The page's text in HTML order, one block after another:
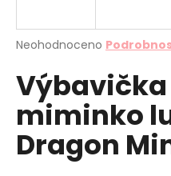
Průměrné
produktu
je
5
hvězdiček.
Neohodnoceno
miminko
Dragon
j
t
?